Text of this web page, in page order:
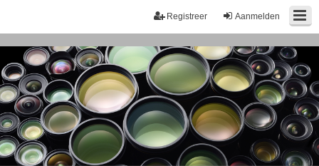
Aanmelden
Registreer